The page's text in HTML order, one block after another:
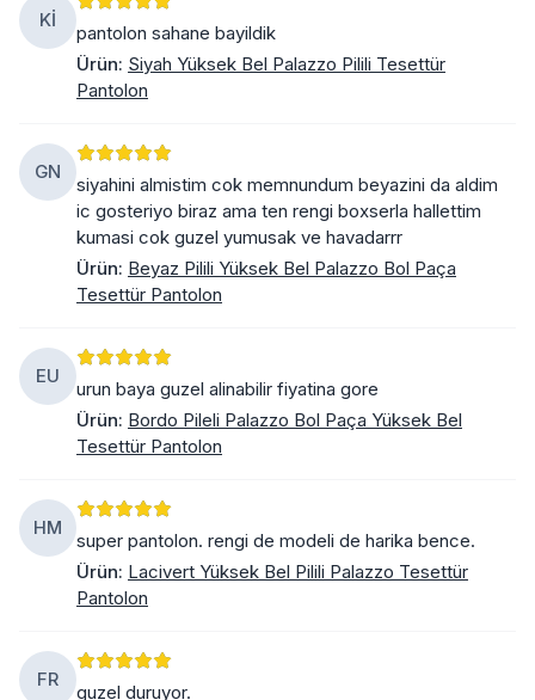
Kİ
pantolon sahane bayildik
Ürün: Siyah Yüksek Bel Palazzo Pilili Tesettür
Pantolon
GN
siyahini almistim cok memnundum beyazini da aldim
ic gosteriyo biraz ama ten rengi boxserla hallettim
kumasi cok guzel yumusak ve havadarrr
Ürün: Beyaz Pilili Yüksek Bel Palazzo Bol Paça
Tesettür Pantolon
EU
urun baya guzel alinabilir fiyatina gore
Ürün: Bordo Pileli Palazzo Bol Paça Yüksek Bel
Tesettür Pantolon
HM
super pantolon. rengi de modeli de harika bence.
Ürün: Lacivert Yüksek Bel Pilili Palazzo Tesettür
Pantolon
FR
guzel duruyor.